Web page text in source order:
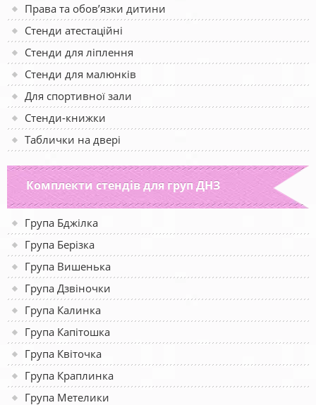
Права та обов’язки дитини
Стенди атестаційні
Стенди для ліплення
Стенди для малюнків
Для спортивної зали
Стенди-книжки
Таблички на двері
Комплекти стендів для груп ДНЗ
Група Бджілка
Група Берізка
Група Вишенька
Група Дзвіночки
Група Калинка
Група Капітошка
Група Квіточка
Група Краплинка
Група Метелики